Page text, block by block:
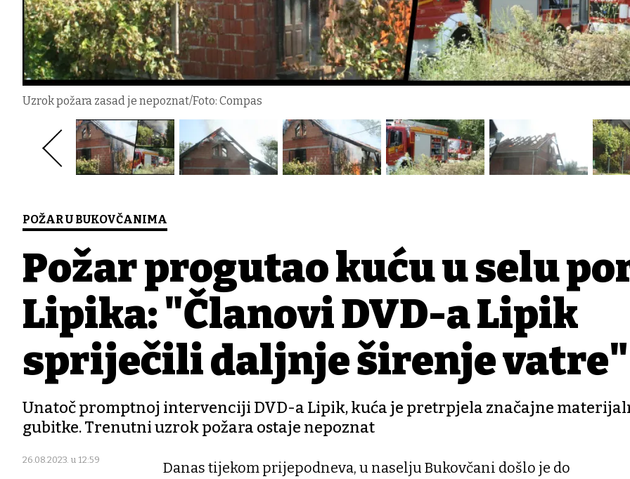
Uzrok požara zasad je nepoznat/Foto: Compas
POŽAR U BUKOVČANIMA
Požar progutao kuću u selu
Lipika: "Članovi DVD-a Lipik
spriječili daljnje širenje vatre"
Unatoč promptnoj intervenciji DVD-a Lipik, kuća je pretrpjela značajne
gubitke. Trenutni uzrok požara ostaje nepoznat
26.08.2023. u 12:59
Danas tijekom prijepodneva, u naselju Bukovčani došlo je do